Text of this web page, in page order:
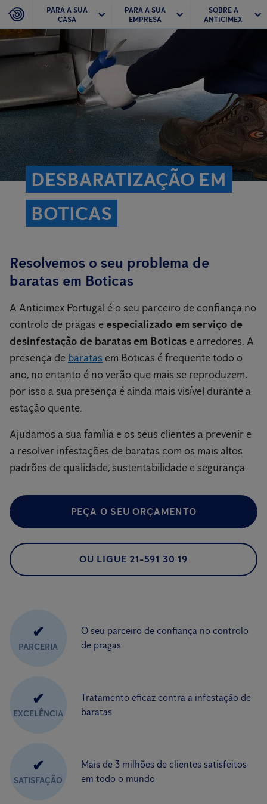
PARA A SUA
CASA
PARA A SUA
EMPRESA
SOBRE A
ANTICIMEX
DESBARATIZAÇÃO EM
BOTICAS
Resolvemos o seu problema de
baratas em Boticas
A Anticimex Portugal é o seu parceiro de confiança no
controlo de pragas e especializado em serviço de
desinfestação de baratas em Boticas e arredores. A
presença de baratas em Boticas é frequente todo o
ano, no entanto é no verão que mais se reproduzem,
por isso a sua presença é ainda mais visível durante a
estação quente.
Ajudamos a sua família e os seus clientes a prevenir e
a resolver infestações de baratas com os mais altos
padrões de qualidade, sustentabilidade e segurança.
PEÇA O SEU ORÇAMENTO
OU LIGUE 21-591 30 19
✔
PARCERIA
O seu parceiro de confiança no controlo
de pragas
✔
EXCELÊNCIA
Tratamento eficaz contra a infestação de
baratas
✔
SATISFAÇÃO
Mais de 3 milhões de clientes satisfeitos
em todo o mundo